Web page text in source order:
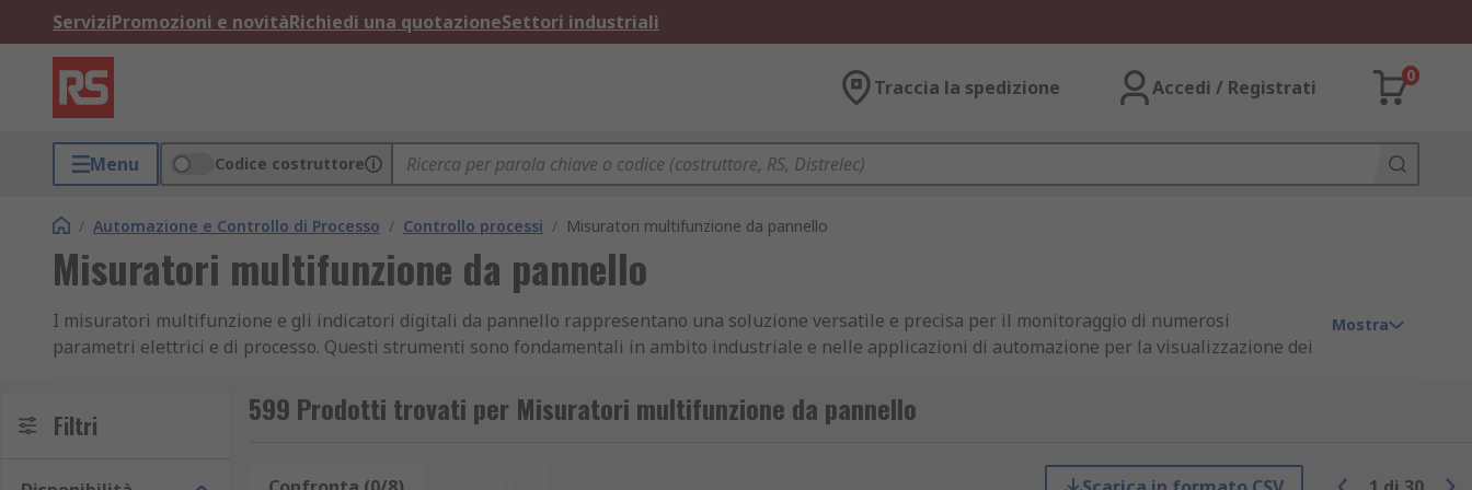
ServiziPromozioni e novitàRichiedi una quotazioneSettori industriali
Traccia la spedizione Accedi / Registrati
0
Menu Codice costruttore
/ Automazione e Controllo di Processo / Controllo processi / Misuratori multifunzione da pannello
Misuratori multifunzione da pannello
I misuratori multifunzione e gli indicatori digitali da pannello rappresentano una soluzione versatile e precisa per il monitoraggio di numerosi
parametri elettrici e di processo. Questi strumenti sono fondamentali in ambito industriale e nelle applicazioni di automazione per la visualizzazione dei
pressione o flusso, semplificando la gestione degli impianti e migliorando l’efficienza operativa.
Mostra
Filtri 599 Prodotti trovati per Misuratori multifunzione da pannello